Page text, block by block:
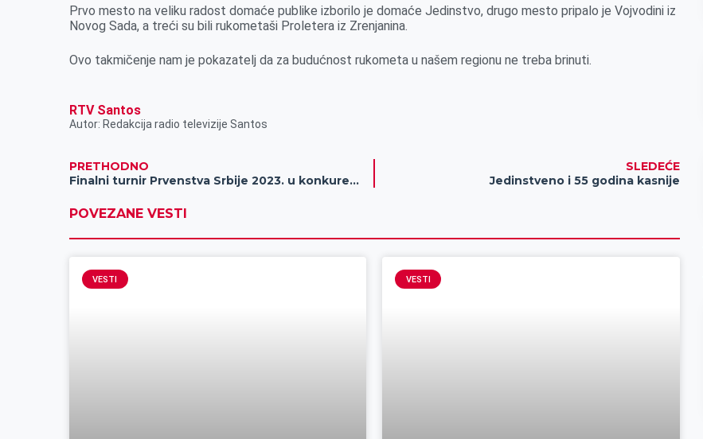
k
e
n
p
Prvo mesto na veliku radost domaće publike izborilo je domaće Jedinstvo, drugo mesto pripalo je Vojvodini iz
Novog Sada, a treći su bili rukometaši Proletera iz Zrenjanina.
Ovo takmičenje nam je pokazatelj da za budućnost rukometa u našem regionu ne treba brinuti.
RTV Santos
Autor: Redakcija radio televizije Santos
PRETHODNO
Finalni turnir Prvenstva Srbije 2023. u konkurenciji pretpiopionira za dečake i devojčice odigraće se od 26. do 28. maja u Zrenjaninu
SLEDEĆE
Jedinstveno i 55 godina kasnije
POVEZANE VESTI
VESTI VESTI